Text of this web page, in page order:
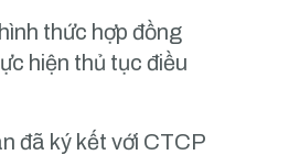
thức hợp đồng
hiện thủ tục điều
đã ký kết với CTCP